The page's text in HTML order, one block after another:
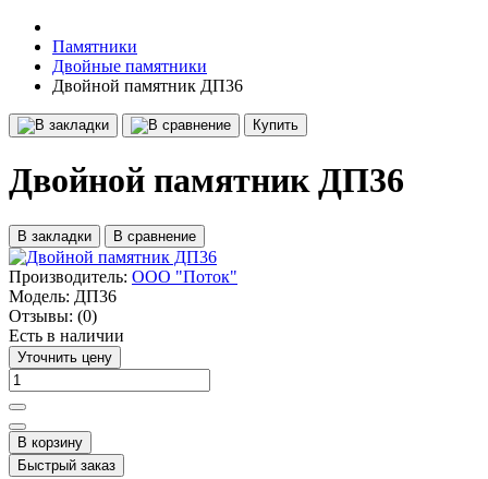
Памятники
Двойные памятники
Двойной памятник ДП36
Купить
Двойной памятник ДП36
В закладки В сравнение
Производитель: ООО "Поток"
Модель: ДП36
Отзывы: (0)
Есть в наличии
Уточнить цену
В корзину
Быстрый заказ